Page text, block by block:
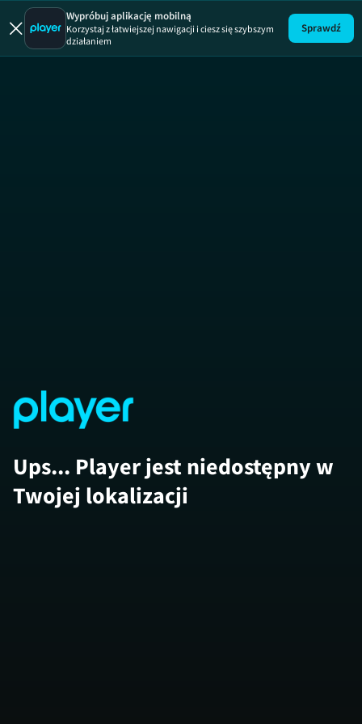
Detektywi
Wypróbuj aplikację mobilną
Korzystaj z łatwiejszej nawigacji i ciesz się szybszym
działaniem
Sprawdź
Ups... Player jest niedostępny w
Twojej lokalizacji